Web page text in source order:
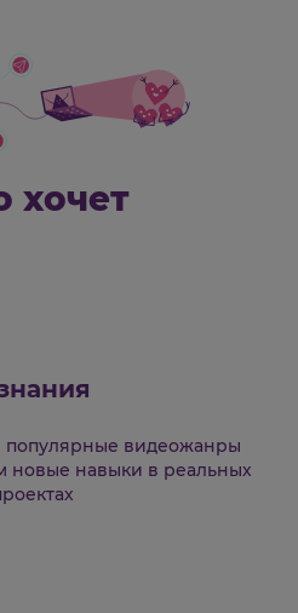
хочет
популярные видеожанры
новые навыки в реальных